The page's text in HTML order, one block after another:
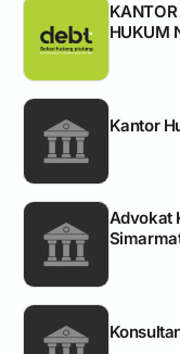
HUKUM
Kantor
Advokat